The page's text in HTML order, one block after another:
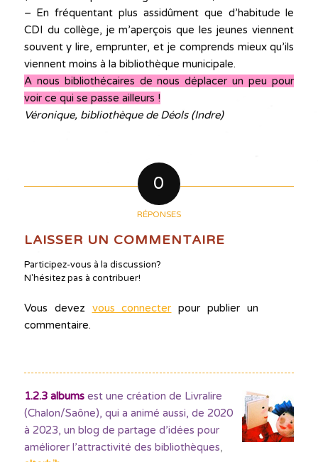
– En fréquentant plus assidûment que d’habitude le
CDI du collège, je m’aperçois que les jeunes viennent
souvent y lire, emprunter, et je comprends mieux qu’ils
viennent moins à la bibliothèque municipale.
A nous bibliothécaires de nous déplacer un peu pour
voir ce qui se passe ailleurs !
Véronique, bibliothèque de Déols (Indre)
0
RÉPONSES
LAISSER UN COMMENTAIRE
Participez-vous à la discussion?
N'hésitez pas à contribuer!
Vous devez vous connecter pour publier un
commentaire.
1.2.3 albumsest une création de Livralire
(Chalon/Saône), qui a animé aussi, de 2020
à 2023, un blog de partage d’idées pour
améliorer l’attractivité des bibliothèques,